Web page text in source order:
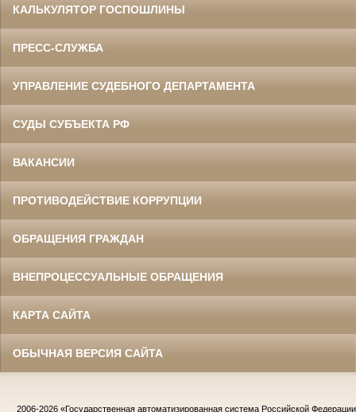
КАЛЬКУЛЯТОР ГОСПОШЛИНЫ
ПРЕСС-СЛУЖБА
УПРАВЛЕНИЕ СУДЕБНОГО ДЕПАРТАМЕНТА
СУДЫ СУБЪЕКТА РФ
ВАКАНСИИ
ПРОТИВОДЕЙСТВИЕ КОРРУПЦИИ
ОБРАЩЕНИЯ ГРАЖДАН
ВНЕПРОЦЕССУАЛЬНЫЕ ОБРАЩЕНИЯ
КАРТА САЙТА
ОБЫЧНАЯ ВЕРСИЯ САЙТА
2006-2026 «Государственная автоматизированная система Российской